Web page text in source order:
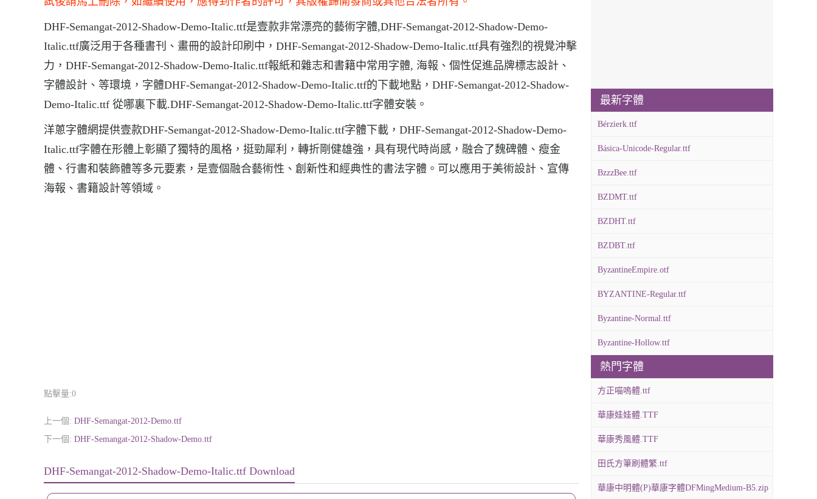
DHF-Semangat-2012-Shadow-Demo-Italic.ttf是壹款非常漂亮的藝術字體,DHF-Semangat-2012-Shadow-Demo-
Italic.ttf廣泛用于各種書刊、畫冊的設計印刷中，DHF-Semangat-2012-Shadow-Demo-Italic.ttf具有強烈的視覺沖擊
力，DHF-Semangat-2012-Shadow-Demo-Italic.ttf報紙和雜志和書籍中常用字體, 海報、個性促進品牌標志設計、
字體設計、等環境，字體DHF-Semangat-2012-Shadow-Demo-Italic.ttf的下載地點，DHF-Semangat-2012-Shadow-
Demo-Italic.ttf 從哪裏下載.DHF-Semangat-2012-Shadow-Demo-Italic.ttf字體安裝。
洋蔥字體網提供壹款DHF-Semangat-2012-Shadow-Demo-Italic.ttf字體下載，DHF-Semangat-2012-Shadow-Demo-
Italic.ttf字體在形體上彰顯了獨特的風格，挺勁犀利，轉折剛健雄強，具有現代時尚感，融合了魏碑體、瘦金
體、行書和裝飾體等多元要素，是壹個融合藝術性、創新性和經典性的書法字體。可以應用于美術設計、宣傳
海報、書籍設計等領域。
點擊量:0
上一個: DHF-Semangat-2012-Demo.ttf
下一個: DHF-Semangat-2012-Shadow-Demo.ttf
DHF-Semangat-2012-Shadow-Demo-Italic.ttf Download
最新字體
Bérzierk.ttf
Básica-Unicode-Regular.ttf
BzzzBee.ttf
BZDMT.ttf
BZDHT.ttf
BZDBT.ttf
ByzantineEmpire.otf
BYZANTINE-Regular.ttf
Byzantine-Normal.ttf
Byzantine-Hollow.ttf
熱門字體
方正喵嗚體.ttf
華康娃娃體.TTF
華康秀風體.TTF
田氏方筆刷體繁.ttf
華康中明體(P)華康字體DFMingMedium-B5.zip